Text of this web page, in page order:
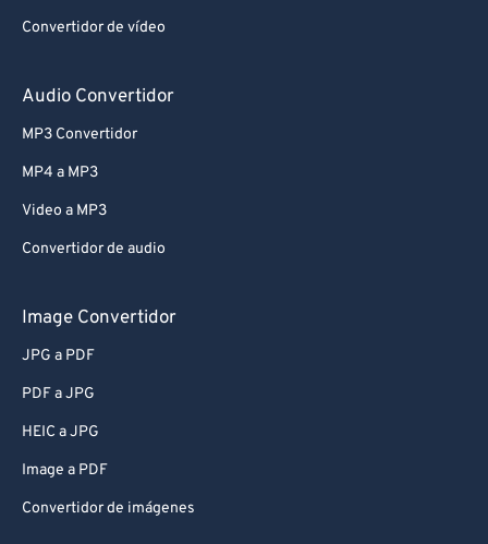
Convertidor de vídeo
Audio Convertidor
MP3 Convertidor
MP4 a MP3
Video a MP3
Convertidor de audio
Image Convertidor
JPG a PDF
PDF a JPG
HEIC a JPG
Image a PDF
Convertidor de imágenes